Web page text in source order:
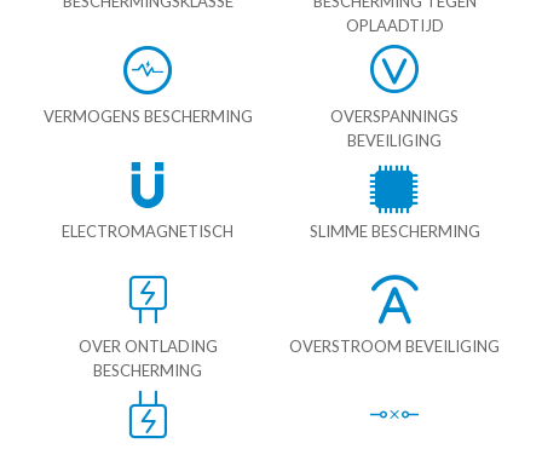
OPLAADTIJD
VERMOGENS BESCHERMING
OVERSPANNINGS
BEVEILIGING
ELECTROMAGNETISCH SLIMME BESCHERMING
OVER ONTLADING
BESCHERMING
OVERSTROOM BEVEILIGING